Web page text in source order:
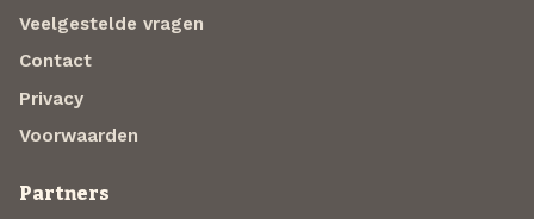
Veelgestelde vragen
Contact
Privacy
Voorwaarden
Partners